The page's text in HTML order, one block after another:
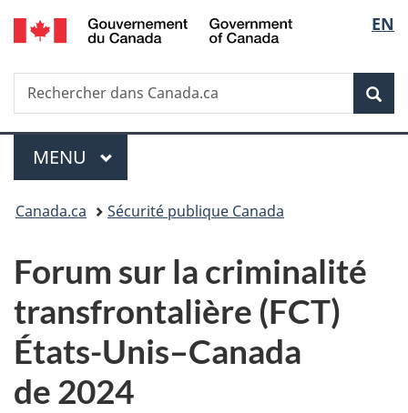
Passer
au
principal
Passer
à
Au
du
Passer
à
version
simplifiée
de
la
EN
Recherche
Rechercher
dans
Menu
MENU PRINCIPAL
Vous
ici :
Canada.ca Sécurité publique Canada
Forum sur la criminalité
transfrontalière (FCT)
États-Unis–Canada
de 2024